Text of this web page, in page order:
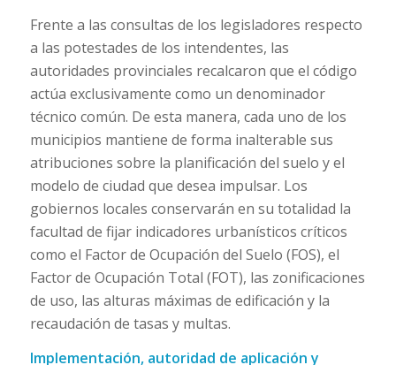
Frente a las consultas de los legisladores respecto
a las potestades de los intendentes, las
autoridades provinciales recalcaron que el código
actúa exclusivamente como un denominador
técnico común. De esta manera, cada uno de los
municipios mantiene de forma inalterable sus
atribuciones sobre la planificación del suelo y el
modelo de ciudad que desea impulsar. Los
gobiernos locales conservarán en su totalidad la
facultad de fijar indicadores urbanísticos críticos
como el Factor de Ocupación del Suelo (FOS), el
Factor de Ocupación Total (FOT), las zonificaciones
de uso, las alturas máximas de edificación y la
recaudación de tasas y multas.
Implementación, autoridad de aplicación y